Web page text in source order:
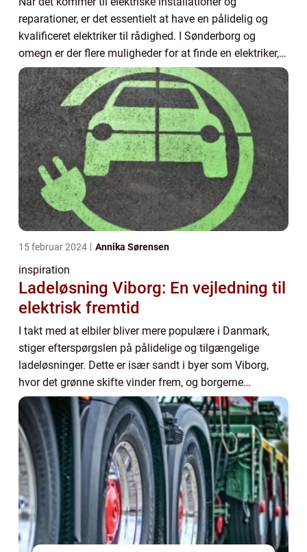
reparationer, er det essentielt at have en pålidelig og
kvalificeret elektriker til rådighed. I Sønderborg og
omegn er der flere muligheder for at finde en elektriker,
der kan hjælpe dig med alt lige fr...
15 februar 2024 Annika Sørensen
inspiration
Ladeløsning Viborg: En vejledning til
elektrisk fremtid
I takt med at elbiler bliver mere populære i Danmark,
stiger efterspørgslen på pålidelige og tilgængelige
ladeløsninger. Dette er især sandt i byer som Viborg,
hvor det grønne skifte vinder frem, og borgerne
omfavner elektrisk transport. På baggrund ...